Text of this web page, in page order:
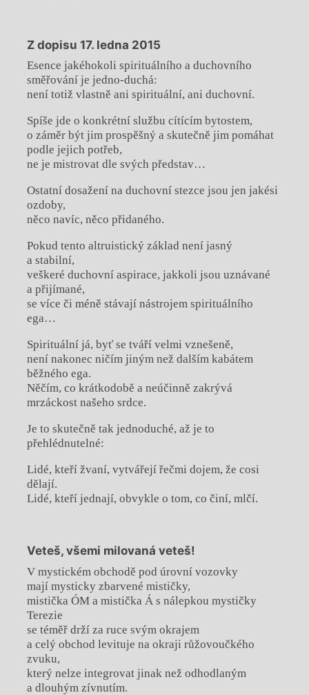
Z dopisu 17. ledna 2015
Esence jakéhokoli spirituálního a duchovního
směřování je jedno-duchá:
není totiž vlastně ani spirituální, ani duchovní.
Spíše jde o konkrétní službu cítícím bytostem,
o záměr být jim prospěšný a skutečně jim pomáhat
podle jejich potřeb,
ne je mistrovat dle svých představ…
Ostatní dosažení na duchovní stezce jsou jen jakési
ozdoby,
něco navíc, něco přidaného.
Pokud tento altruistický základ není jasný
a stabilní,
veškeré duchovní aspirace, jakkoli jsou uznávané
a přijímané,
se více či méně stávají nástrojem spirituálního
ega…
Spirituální já, byť se tváří velmi vznešeně,
není nakonec ničím jiným než dalším kabátem
běžného ega.
Něčím, co krátkodobě a neúčinně zakrývá
mrzáckost našeho srdce.
Je to skutečně tak jednoduché, až je to
přehlédnutelné:
Lidé, kteří žvaní, vytvářejí řečmi dojem, že cosi
dělají.
Lidé, kteří jednají, obvykle o tom, co činí, mlčí.
Veteš, všemi milovaná veteš!
V mystickém obchodě pod úrovní vozovky
mají mysticky zbarvené mističky,
mistička ÓM a mistička Á s nálepkou mystičky
Terezie
se téměř drží za ruce svým okrajem
a celý obchod levituje na okraji růžovoučkého
zvuku,
který nelze integrovat jinak než odhodlaným
a dlouhým zívnutím.